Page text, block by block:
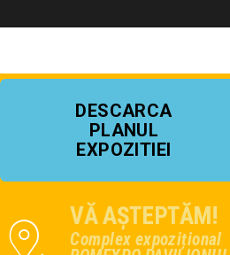
DESCARCA
PLANUL
EXPOZITIEI
VĂ AȘTEPTĂM!
Complex expozițional